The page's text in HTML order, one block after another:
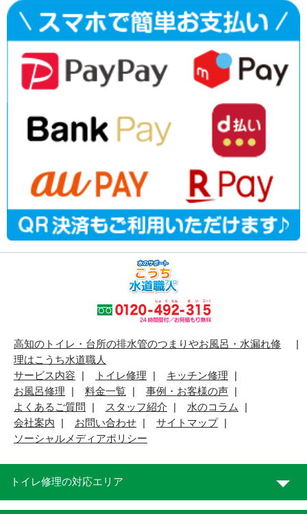
高知のトイレ・台所の排水管のつまりやお風呂・水漏れ修
理はこうち水道職人
サービス内容
トイレ修理
キッチン修理
お風呂修理
料金一覧
事例・お客様の声
よくあるご質問
スタッフ紹介
水のコラム
会社案内
お問い合わせ
サイトマップ
ソーシャルメディアポリシー
トイレ修理の対応エリア